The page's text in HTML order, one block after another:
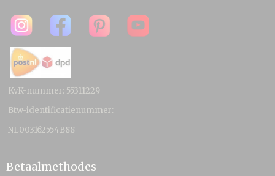
KvK-nummer: 55311229
Btw-identificatienummer:
NL003162554B88
Betaalmethodes